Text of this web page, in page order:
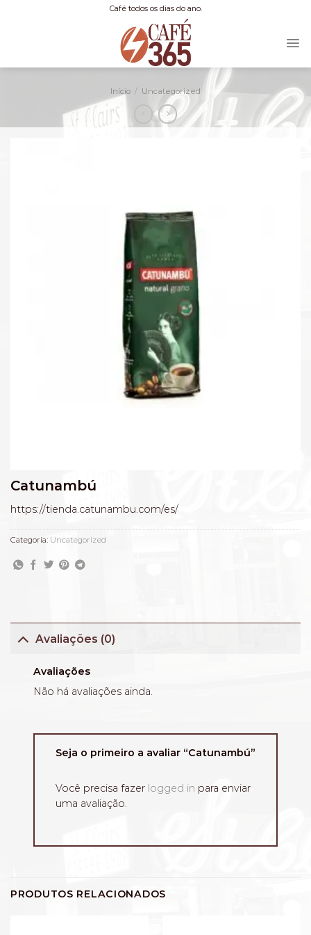
Café todos os dias do ano.
Início / Uncategorized
Catunambú
https://tienda.catunambu.com/es/
Categoria: Uncategorized
Avaliações (0)
Avaliações
Não há avaliações ainda.
Seja o primeiro a avaliar “Catunambú”
Você precisa fazer logged in para enviar
uma avaliação.
PRODUTOS RELACIONADOS